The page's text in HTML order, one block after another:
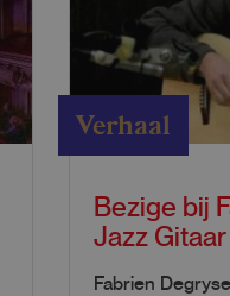
Verhaal
Bezige bij
Jazz Gitaar
Fabrien